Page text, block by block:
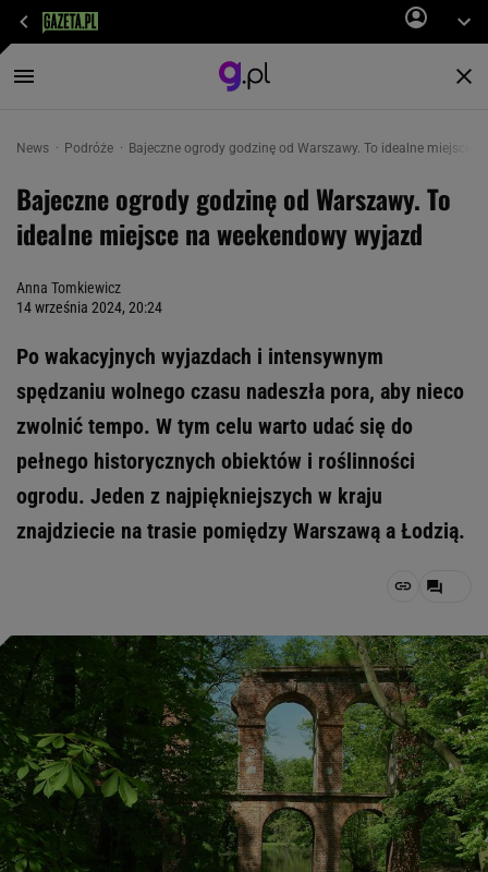
News Podróże Bajeczne ogrody godzinę od Warszawy. To idealne miejsce
Bajeczne ogrody godzinę od Warszawy. To
idealne miejsce na weekendowy wyjazd
Anna Tomkiewicz
14 września 2024, 20:24
Po wakacyjnych wyjazdach i intensywnym
spędzaniu wolnego czasu nadeszła pora, aby nieco
zwolnić tempo. W tym celu warto udać się do
pełnego historycznych obiektów i roślinności
ogrodu. Jeden z najpiękniejszych w kraju
znajdziecie na trasie pomiędzy Warszawą a Łodzią.